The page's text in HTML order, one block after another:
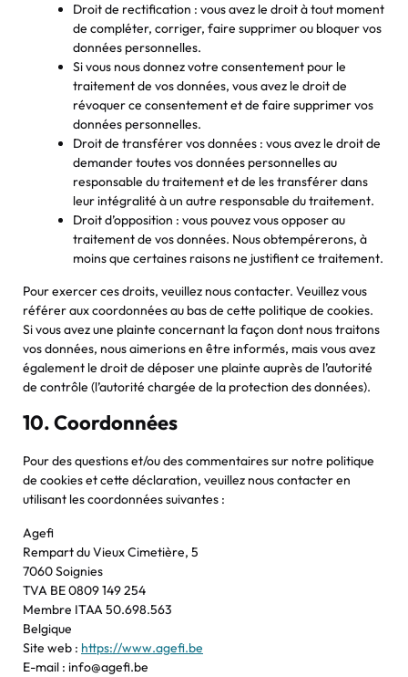
Droit de rectification : vous avez le droit à tout moment
de compléter, corriger, faire supprimer ou bloquer vos
données personnelles.
Si vous nous donnez votre consentement pour le
traitement de vos données, vous avez le droit de
révoquer ce consentement et de faire supprimer vos
données personnelles.
Droit de transférer vos données : vous avez le droit de
demander toutes vos données personnelles au
responsable du traitement et de les transférer dans
leur intégralité à un autre responsable du traitement.
Droit d’opposition : vous pouvez vous opposer au
traitement de vos données. Nous obtempérerons, à
moins que certaines raisons ne justifient ce traitement.
Pour exercer ces droits, veuillez nous contacter. Veuillez vous
référer aux coordonnées au bas de cette politique de cookies.
Si vous avez une plainte concernant la façon dont nous traitons
vos données, nous aimerions en être informés, mais vous avez
également le droit de déposer une plainte auprès de l’autorité
de contrôle (l’autorité chargée de la protection des données).
10. Coordonnées
Pour des questions et/ou des commentaires sur notre politique
de cookies et cette déclaration, veuillez nous contacter en
utilisant les coordonnées suivantes :
Agefi
Rempart du Vieux Cimetière, 5
7060 Soignies
TVA BE 0809 149 254
Membre ITAA 50.698.563
Belgique
Site web : https://www.agefi.be
E-mail : info@agefi.be